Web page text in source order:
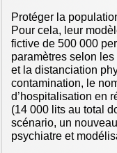
Protéger la
Pour cela, leur
fictive de 500 000
paramètres selon
et la distanciation
contamination, le
d’hospitalisation en
(14 000 lits au total
scénario, un
psychiatre et